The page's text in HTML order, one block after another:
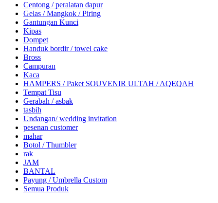
Centong / peralatan dapur
Gelas / Mangkok / Piring
Gantungan Kunci
Kipas
Dompet
Handuk bordir / towel cake
Bross
Campuran
Kaca
HAMPERS / Paket SOUVENIR ULTAH / AQEQAH
Tempat Tisu
Gerabah / asbak
tasbih
Undangan/ wedding invitation
pesenan customer
mahar
Botol / Thumbler
rak
JAM
BANTAL
Payung / Umbrella Custom
Semua Produk